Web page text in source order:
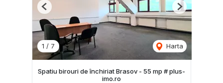
1 / 7 Harta
Previous Next
Spatiu birouri de închiriat Brasov - 55 mp # plus-
imo.ro